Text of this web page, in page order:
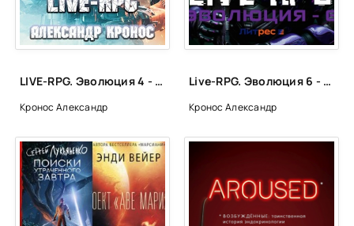
LIVE-RPG. Эволюция 4 - Александр Кронос
Кронос Александр
Live-RPG. Эволюция 6 - Александр Кронос
Кронос Александр